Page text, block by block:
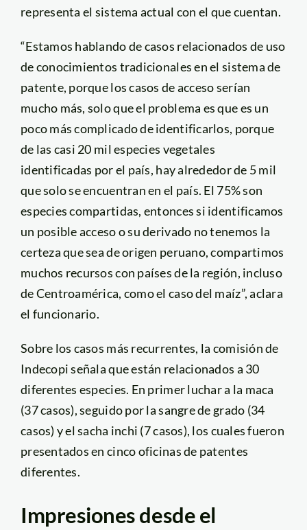
representa el sistema actual con el que cuentan.
“Estamos hablando de casos relacionados de uso
de conocimientos tradicionales en el sistema de
patente, porque los casos de acceso serían
mucho más, solo que el problema es que es un
poco más complicado de identificarlos, porque
de las casi 20 mil especies vegetales
identificadas por el país, hay alrededor de 5 mil
que solo se encuentran en el país. El 75% son
especies compartidas, entonces si identificamos
un posible acceso o su derivado no tenemos la
certeza que sea de origen peruano, compartimos
muchos recursos con países de la región, incluso
de Centroamérica, como el caso del maíz”, aclara
el funcionario.
Sobre los casos más recurrentes, la comisión de
Indecopi señala que están relacionados a 30
diferentes especies. En primer luchar a la maca
(37 casos), seguido por la sangre de grado (34
casos) y el sacha inchi (7 casos), los cuales fueron
presentados en cinco oficinas de patentes
diferentes.
Impresiones desde el